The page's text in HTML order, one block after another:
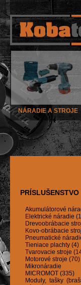
NÁRADIE A STROJE
PRÍSLUŠENSTVO
Akumulátorové
Elektrické náradie
Drevoobrábacie
Kovo-obrábacie
Pneumatické
Tieniace plachty (4)
Tvarovacie stroje
Motorové stroje (70)
MICROMOT (335)
Moduly, tašky